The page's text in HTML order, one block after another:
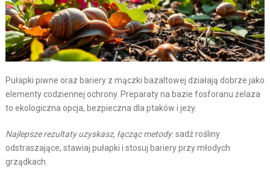
Pułapki piwne oraz bariery z mączki bazaltowej działają dobrze jako
elementy codziennej ochrony. Preparaty na bazie fosforanu żelaza
to ekologiczna opcja, bezpieczna dla ptaków i jeży.
Najlepsze rezultaty uzyskasz, łącząc metody: sadź rośliny
odstraszające, stawiaj pułapki i stosuj bariery przy młodych
grządkach.